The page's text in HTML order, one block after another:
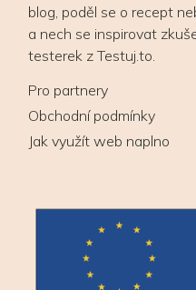
blog, poděl se o recept
a nech se inspirovat
testerek z Testuj.to.
Pro partnery
Obchodní podmínky
Jak využít web naplno